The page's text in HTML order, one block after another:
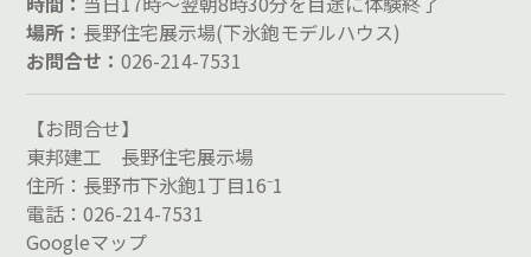
場所： 長野住宅展示場(下氷鉋モデルハウス)
お問合せ：026-214-7531
【お問合せ】
東邦建工 長野住宅展示場
住所：長野市下氷鉋1丁目16⁻1
電話：026-214-7531
Googleマップ